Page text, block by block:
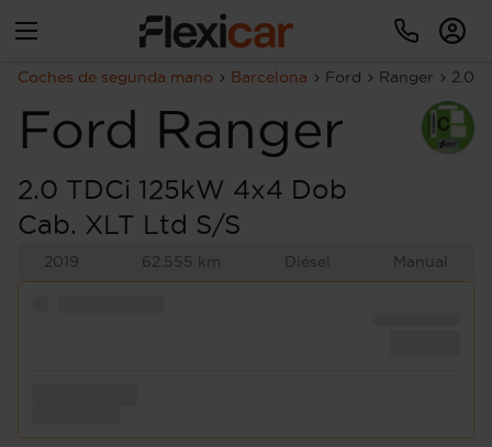
Coches de segunda mano Barcelona Ford Ranger 2.0
Ford Ranger
2.0 TDCi 125kW 4x4 Dob
Cab. XLT Ltd S/S
2019 62.555 km Diésel Manual